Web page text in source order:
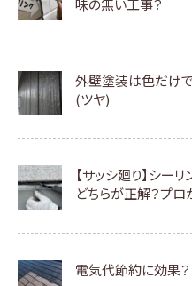
味の無い工事？
外壁塗装は色だけ
(ツヤ)
【サッシ廻り】シーリ
どちらが正解？プ
電気代節約に効果？